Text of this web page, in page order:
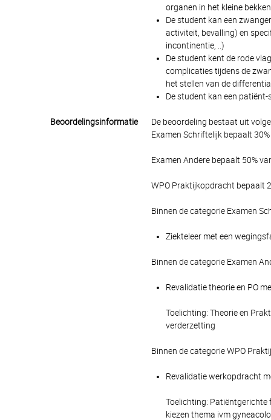
organen in het kleine
De student kan een
activiteit, bevalling) en
incontinentie, ..)
De student kent de rode
complicaties tijdens de
het stellen van de
De student kan een
Beoordelingsinformatie
De beoordeling bestaat uit
Examen Schriftelijk bepaalt
Examen Andere bepaalt 50%
WPO Praktijkopdracht bepaalt
Binnen de categorie Examen
Ziekteleer met een
Binnen de categorie Examen
Revalidatie theorie en PO
Toelichting: Theorie en
verderzetting
Binnen de categorie WPO
Revalidatie werkopdracht
Toelichting: Patiëntgerichte
kiezen thema ivm